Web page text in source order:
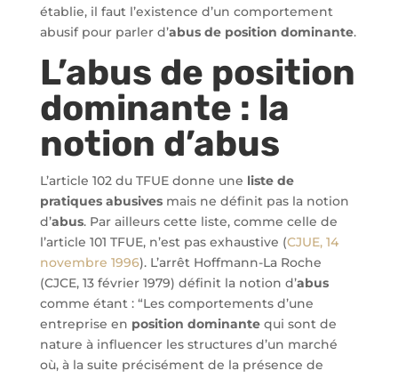
établie, il faut l’existence d’un comportement
abusif pour parler d’abus de position dominante.
L’abus de position
dominante : la
notion d’abus
L’article 102 du TFUE donne une liste de
pratiques abusivesmais ne définit pas la notion
d’abus. Par ailleurs cette liste, comme celle de
l’article 101 TFUE, n’est pas exhaustive (CJUE, 14
novembre 1996). L’arrêt Hoffmann-La Roche
(CJCE, 13 février 1979) définit la notion d’abus
comme étant : “Les comportements d’une
entreprise en position dominantequi sont de
nature à influencer les structures d’un marché
où, à la suite précisément de la présence de